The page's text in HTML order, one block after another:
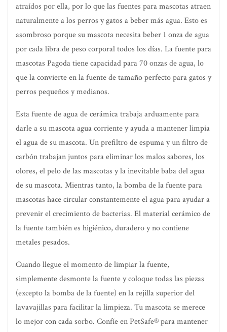
atraídos por ella, por lo que las fuentes para mascotas atraen
naturalmente a los perros y gatos a beber más agua. Esto es
asombroso porque su mascota necesita beber 1 onza de agua
por cada libra de peso corporal todos los días. La fuente para
mascotas Pagoda tiene capacidad para 70 onzas de agua, lo
que la convierte en la fuente de tamaño perfecto para gatos y
perros pequeños y medianos.
Esta fuente de agua de cerámica trabaja arduamente para
darle a su mascota agua corriente y ayuda a mantener limpia
el agua de su mascota. Un prefiltro de espuma y un filtro de
carbón trabajan juntos para eliminar los malos sabores, los
olores, el pelo de las mascotas y la inevitable baba del agua
de su mascota. Mientras tanto, la bomba de la fuente para
mascotas hace circular constantemente el agua para ayudar a
prevenir el crecimiento de bacterias. El material cerámico de
la fuente también es higiénico, duradero y no contiene
metales pesados.
Cuando llegue el momento de limpiar la fuente,
simplemente desmonte la fuente y coloque todas las piezas
(excepto la bomba de la fuente) en la rejilla superior del
lavavajillas para facilitar la limpieza. Tu mascota se merece
lo mejor con cada sorbo. Confíe en PetSafe® para mantener